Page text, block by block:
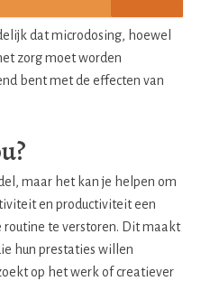
dat microdosing, hoewel
zorg moet worden
bent met de effecten van
maar het kan je helpen om
en productiviteit een
routine te verstoren. Dit maakt
hun prestaties willen
op het werk of creatiever